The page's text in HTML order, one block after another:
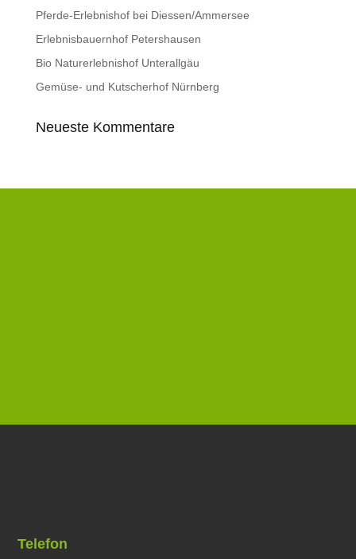
Pferde-Erlebnishof bei Diessen/Ammersee
Erlebnisbauernhof Petershausen
Bio Naturerlebnishof Unterallgäu
Gemüse- und Kutscherhof Nürnberg
Neueste Kommentare
Telefon